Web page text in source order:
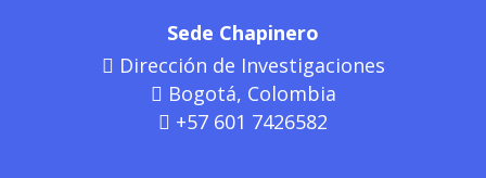
Sede Chapinero
Dirección de Investigaciones
Bogotá, Colombia
+57 601 7426582